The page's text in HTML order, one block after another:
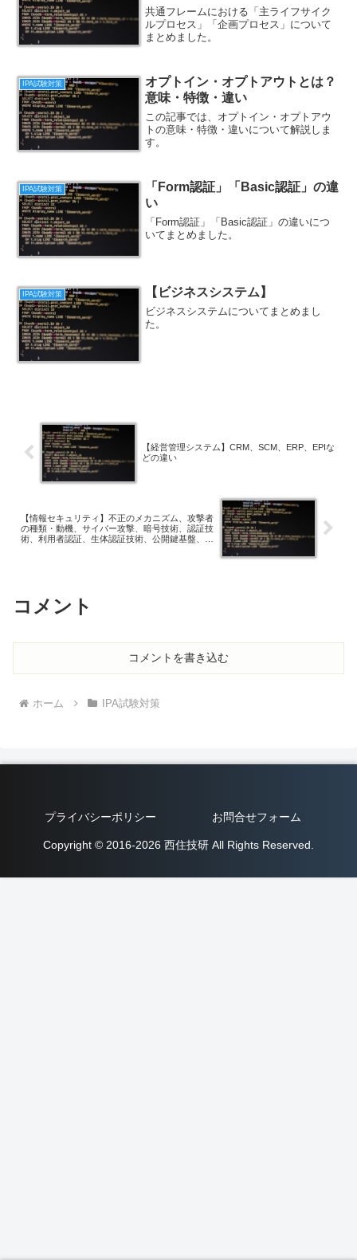
共通フレームにおける「主ライフサイク
ルプロセス」「企画プロセス」について
まとめました。
IPA試験対策
オプトイン・オプトアウトとは？
意味・特徴・違い
この記事では、オプトイン・オプトアウ
トの意味・特徴・違いについて解説しま
す。
IPA試験対策
「Form認証」「Basic認証」の違
い
「Form認証」「Basic認証」の違いにつ
いてまとめました。
IPA試験対策 【ビジネスシステム】
ビジネスシステムについてまとめまし
た。
【経営管理システム】CRM、SCM、ERP、EPIな
どの違い
【情報セキュリティ】不正のメカニズム、攻撃者
の種類・動機、サイバー攻撃、暗号技術、認証技
術、利用者認証、生体認証技術、公開鍵基盤、政
コメント
コメントを書き込む
ホーム IPA試験対策
プライバシーポリシー お問合せフォーム
Copyright © 2016-2026 西住技研 All Rights Reserved.